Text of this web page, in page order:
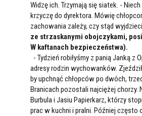
Widzę ich. Trzymają się siatek. -
krzyczę do dyrektora. Mówię
zachowania zależy, czy stąd
ze strzaskanymi obojczykami,
W kaftanach bezpieczeństwa).
- Tydzień robiłyśmy z panią Janką z
adresy rodzin wychowanków.
by upchnąć chłopców po dwóch,
Branicach pozostali najciężej chorzy.
Burbula i Jasiu Papierkarz, którzy
prac w kuchni i pralni. Później często